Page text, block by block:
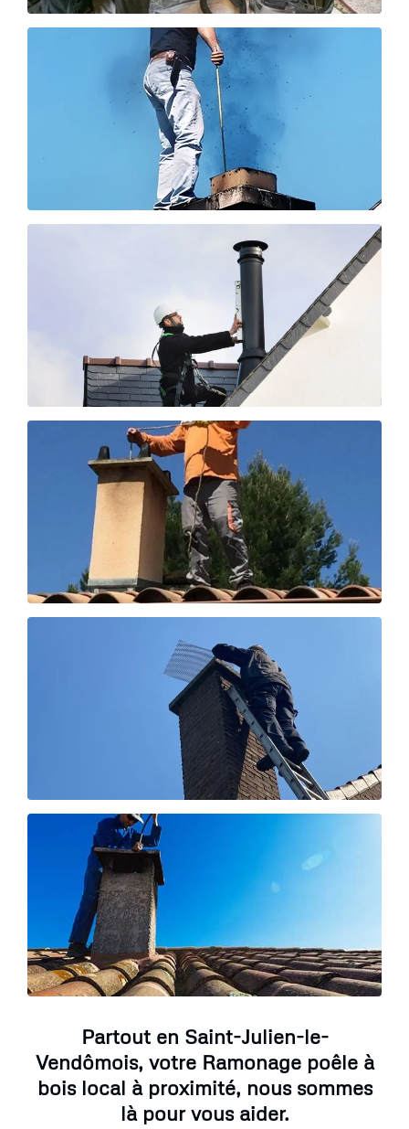
Partout en Saint-Julien-le-
Vendômois, votre Ramonage poêle à
bois local à proximité, nous sommes
là pour vous aider.